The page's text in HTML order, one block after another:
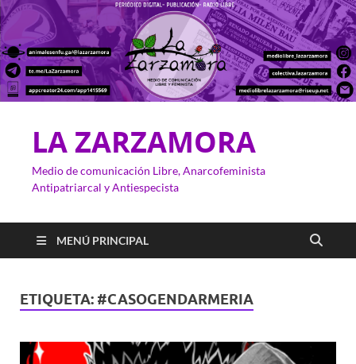
LA ZARZAMORA
Medio de comunicación Libre, Anarcofeminista
Antipatriarcal y Antiespecista
MENÚ PRINCIPAL
ETIQUETA: #CASOGENDARMERIA